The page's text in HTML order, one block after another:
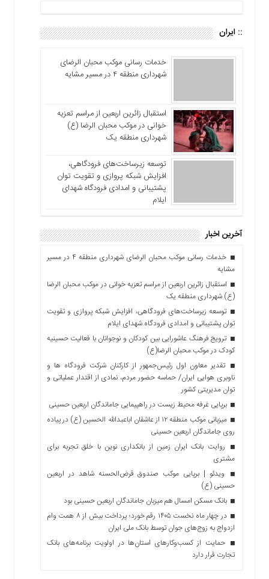
:: ایران
خدمات رسانی موکب محبان الرضای
شهرداری منطقه ۴ در مسیر مشایه
استقبال زائرین اربعین از مراسم تعزیه
خوانی در موکب محبان الرضا (ع)
شهرداری منطقه یک
توسعه زیرساخت‌های فرودگاهی،
افزایش شبکه پروازی و تقویت توان
پشتیبانی و امدادی فرودگاه شهدای
ایلام
آخرین اخبار
خدمات رسانی موکب محبان الرضای شهرداری منطقه ۴ در مسیر
مشایه
استقبال زائرین اربعین از مراسم تعزیه خوانی در موکب محبان الرضا
(ع) شهرداری منطقه یک
توسعه زیرساخت‌های فرودگاهی، افزایش شبکه پروازی و تقویت
توان پشتیبانی و امدادی فرودگاه شهدای ایلام
ترویج فرهنگ عاشورایی بین کودکان و نوجوانان با فعالیت حسینیه
کودک در موکب محبان الرضا(ع)
تقدیر معاون اول رئیس‌جمهور از کارکنان شرکت فرودگاه ها و
ناوبری هوایی ایران/ حماسه حضور مردم، نمادی از اقتدار عملیاتی و
توان مدیریتی کشور
برپایی غرفه محیط زیست در راهپیمایی جاماندگان اربعین حسینی
میزبانی موکب منطقه ۱۲ از عاشقان اباعبدالله الحسین (ع) در پیاده
روی جاماندگان اربعین حسینی
روایت بانک ایران زمین از بانکداری نوین با خلق تجربه برای
مشتری
ویدئو | برپایی موکب صندوق قرض‌الحسنه شاهد در اربعین
حسینی (ع)
بانک مسکن امسال هم میزبان جاماندگان اربعین حسینی بود
در چهار ماه نخست ۱۴۰۵ رقم خورد؛ پرداخت بیش از ۸ همت وام
ازدواج به زوج‌های جوان توسط بانک ملی ایران
حمایت از کسب‌وکارهای استان‌ها در اولویت برنامه‌های بانک
تجارت قرار دارد